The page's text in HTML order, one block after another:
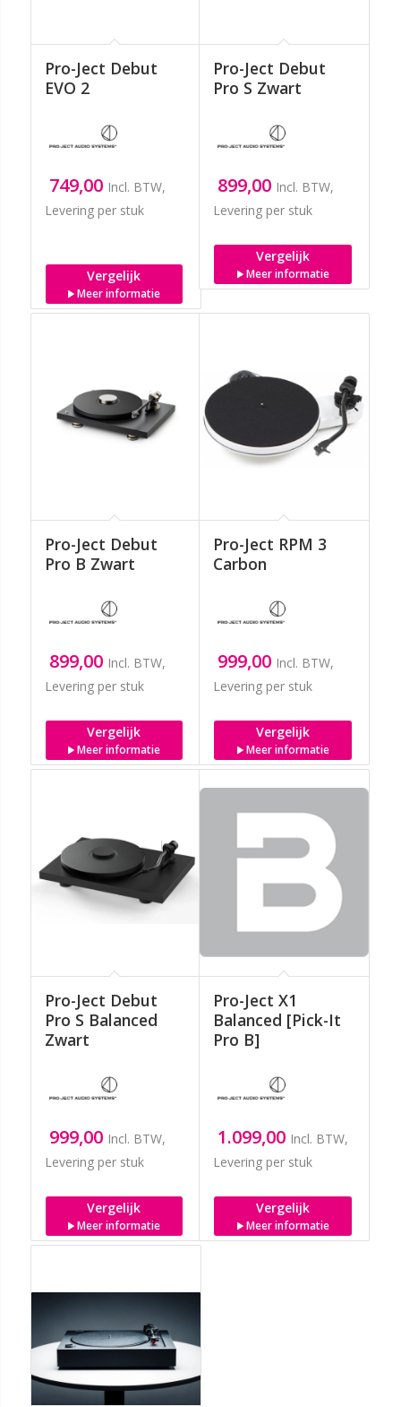
Pro-Ject Debut
EVO 2
749,00 Incl. BTW,
Levering per stuk
Vergelijk
Meer informatie
Pro-Ject Debut
Pro S Zwart
899,00 Incl. BTW,
Levering per stuk
Vergelijk
Meer informatie
Pro-Ject Debut
Pro B Zwart
899,00 Incl. BTW,
Levering per stuk
Vergelijk
Meer informatie
Pro-Ject RPM 3
Carbon
999,00 Incl. BTW,
Levering per stuk
Vergelijk
Meer informatie
Pro-Ject Debut
Pro S Balanced
Zwart
999,00 Incl. BTW,
Levering per stuk
Vergelijk
Meer informatie
Pro-Ject X1
Balanced [Pick-It
Pro B]
1.099,00 Incl. BTW,
Levering per stuk
Vergelijk
Meer informatie